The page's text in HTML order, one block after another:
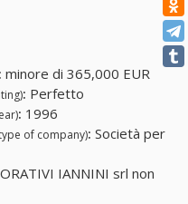
: minore di 365,000 EUR
: Perfetto
: 1996
of company): Società per
IANNINI srl non